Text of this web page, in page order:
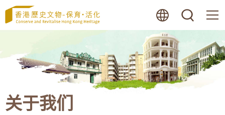
至
内
容
始
关于我们